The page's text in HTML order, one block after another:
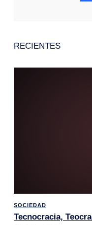
RECIENTES
SOCIEDAD
Tecnocracia,